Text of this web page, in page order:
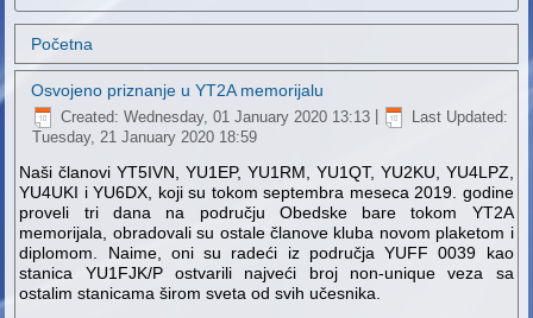
Početna
Osvojeno priznanje u YT2A memorijalu
Created: Wednesday, 01 January 2020 13:13
Last Updated:
Tuesday, 21 January 2020 18:59
Naši članovi YT5IVN, YU1EP, YU1RM, YU1QT, YU2KU, YU4LPZ,
YU4UKI i YU6DX, koji su tokom septembra meseca 2019. godine
proveli tri dana na području Obedske bare tokom YT2A
memorijala, obradovali su ostale članove kluba novom plaketom i
diplomom. Naime, oni su radeći iz područja YUFF 0039 kao
stanica YU1FJK/P ostvarili najveći broj non-unique veza sa
ostalim stanicama širom sveta od svih učesnika.